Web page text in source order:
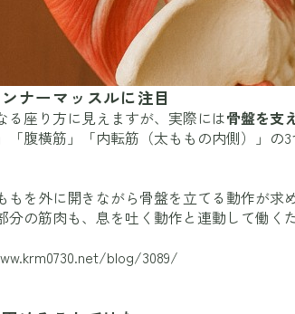
ナーマッスルに注目
る座り方に見えますが、実際には骨盤を支
「腹横筋」「内転筋（太ももの内側）」
もを外に開きながら骨盤を立てる動作が求
分の筋肉も、息を吐く動作と連動して働くた
blog/3089/